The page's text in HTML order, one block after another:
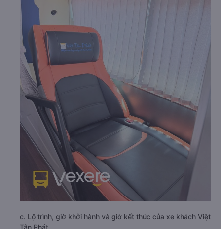
c. Lộ trình, giờ khởi hành và giờ kết thúc của xe khách Việt
Tân Phát